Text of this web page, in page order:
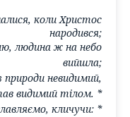
коли Христос
народився;
людина ж на небо
вийшла;
природи невидимий,
видимий тілом. *
кличучи: *